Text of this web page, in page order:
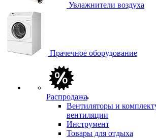
Увлажнители воздуха
Прачечное оборудование
Распродажа
Вентиляторы и
вентиляции
Инструмент
Товары для отдыха